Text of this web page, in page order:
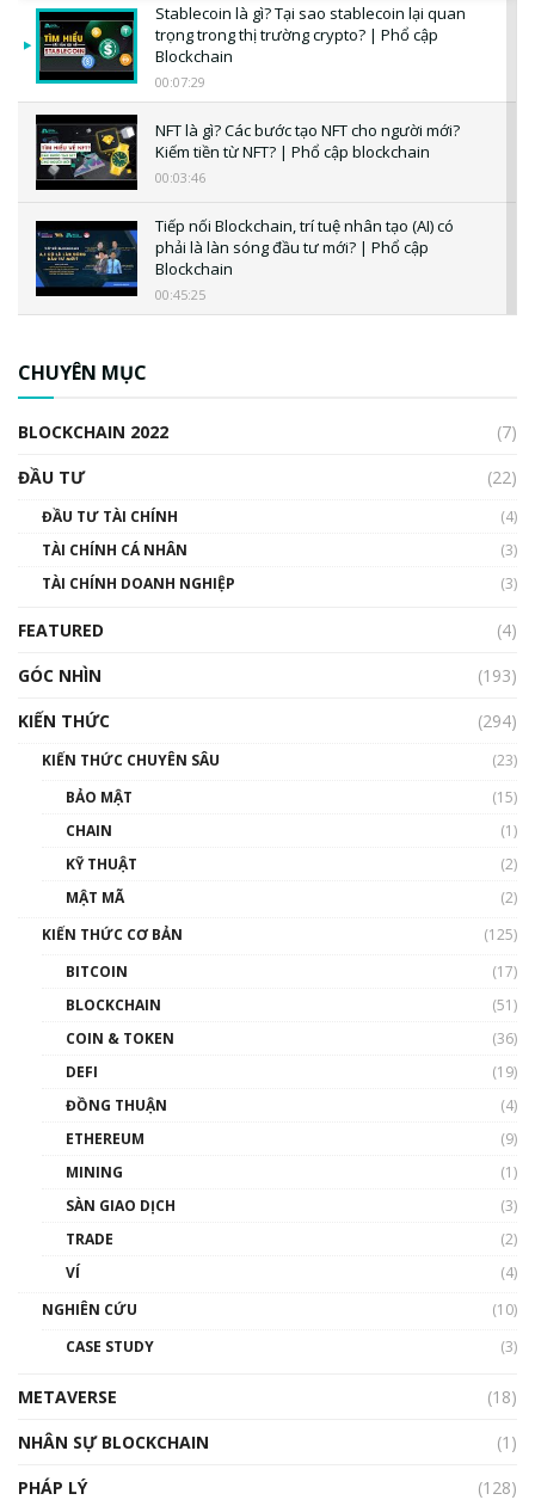
Stablecoin là gì? Tại sao stablecoin lại quan
trọng trong thị trường crypto? | Phổ cập
Blockchain
00:07:29
NFT là gì? Các bước tạo NFT cho người mới?
Kiếm tiền từ NFT? | Phổ cập blockchain
00:03:46
Tiếp nối Blockchain, trí tuệ nhân tạo (AI) có
phải là làn sóng đầu tư mới? | Phổ cập
Blockchain
00:45:25
00:02:14
Nhìn lại năm 2022: Những sự kiện ảnh hưởng
đến hệ sinh thái tiền mã hoá | Phổ cập
00:43:47
như thể nào?
00:39:31
Phổ cập Blockchain
thống & Crypto qua các cuộc chiến | Phổ cập
01:32:59
CHUYÊN MỤC
BLOCKCHAIN 2022
(7)
ĐẦU TƯ
(22)
ĐẦU TƯ TÀI CHÍNH
(4)
TÀI CHÍNH CÁ NHÂN
(3)
TÀI CHÍNH DOANH NGHIỆP
(3)
FEATURED
(4)
GÓC NHÌN
(193)
KIẾN THỨC
(294)
KIẾN THỨC CHUYÊN SÂU
(23)
BẢO MẬT
(15)
CHAIN
(1)
KỸ THUẬT
(2)
MẬT MÃ
(2)
KIẾN THỨC CƠ BẢN
(125)
BITCOIN
(17)
BLOCKCHAIN
(51)
COIN & TOKEN
(36)
DEFI
(19)
ĐỒNG THUẬN
(4)
ETHEREUM
(9)
MINING
(1)
SÀN GIAO DỊCH
(3)
TRADE
(2)
VÍ
(4)
NGHIÊN CỨU
(10)
CASE STUDY
(3)
METAVERSE
(18)
NHÂN SỰ BLOCKCHAIN
(1)
PHÁP LÝ
(128)